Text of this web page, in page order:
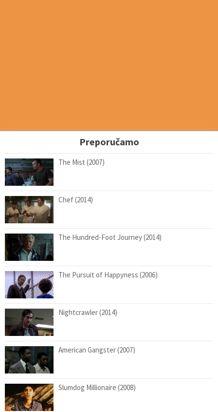
Preporučamo
The Mist (2007)
Chef (2014)
The Hundred-Foot Journey (2014)
The Pursuit of Happyness (2006)
Nightcrawler (2014)
American Gangster (2007)
Slumdog Millionaire (2008)